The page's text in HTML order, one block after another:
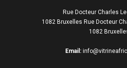
Rue Docteur Charles
1082 Bruxelles Rue Docteur
1082
Email: